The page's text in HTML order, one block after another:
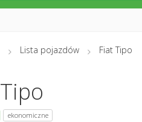
Lista pojazdów Fiat Tipo
Tipo
ekonomiczne